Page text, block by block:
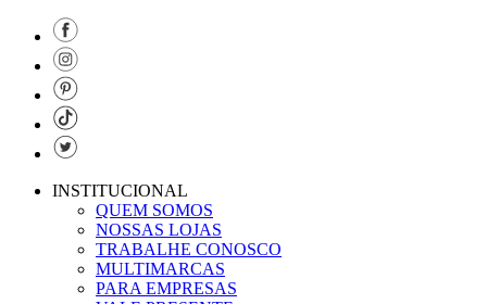
INSTITUCIONAL
QUEM SOMOS
NOSSAS LOJAS
TRABALHE CONOSCO
MULTIMARCAS
PARA EMPRESAS